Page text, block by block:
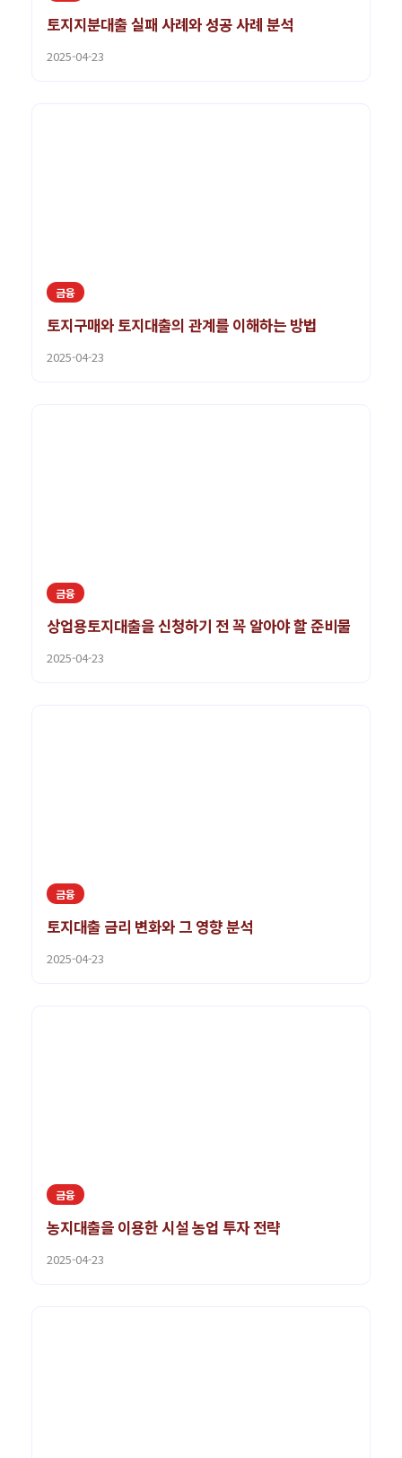
토지지분대출 실패 사례와 성공 사례 분석
2025-04-23
금융
토지구매와 토지대출의 관계를 이해하는 방법
2025-04-23
금융
상업용토지대출을 신청하기 전 꼭 알아야 할 준비물
2025-04-23
금융
토지대출 금리 변화와 그 영향 분석
2025-04-23
금융
농지대출을 이용한 시설 농업 투자 전략
2025-04-23